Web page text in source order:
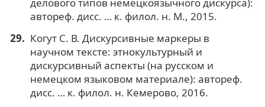
делового типов немецкоязычного дискурса):
автореф. дисс. … к. филол. н. М., 2015.
Когут С. В. Дискурсивные маркеры в
научном тексте: этнокультурный и
дискурсивный аспекты (на русском и
немецком языковом материале): автореф.
дисс. … к. филол. н. Кемерово, 2016.